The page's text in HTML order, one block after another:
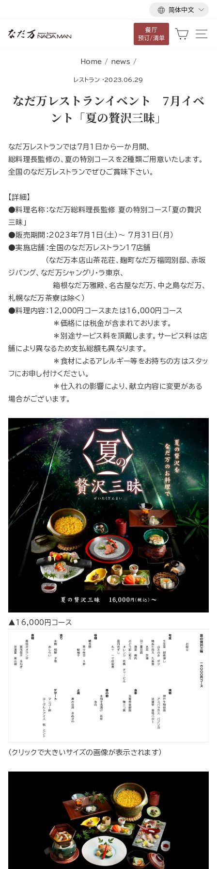
语
言
简体中文
餐厅
预订/清单
大车
Home / news /
レストラン ·2023.06.29
なだ万レストランイベント 7月イベ
ント「夏の贅沢三昧」
なだ万レストランでは7月1日から一か月間、
総料理長監修の、夏の特別コースを２種類ご用意いたします。
全国のなだ万レストランでぜひご賞味下さい。
【詳細】
●料理名称：なだ万総料理長監修 夏の特別コース「夏の贅沢
三昧」
●販売期間：2023年7月1日（土）～ 7月31日（月）
●実施店舗：全国のなだ万レストラン17店舗
（なだ万本店山茶花荘、麹町なだ万福岡別邸、赤坂
ジパング、なだ万シャングリ・ラ東京、
箱根なだ万雅殿、名古屋なだ万、中之島なだ万、
札幌なだ万茶寮は除く）
●料理内容：12,000円コースまたは16,000円コース
＊価格には税金が含まれております。
＊別途サービス料を頂戴します。サービス料は店
舗により異なるため支払総額も異なります。
＊食材によるアレルギー等をお持ちの方はスタッ
フにお申し付けください。
＊仕入れの影響により、献立内容に変更がある
場合がございます。
▲16,000円コース
（クリックで大きいサイズの画像が表示されます）